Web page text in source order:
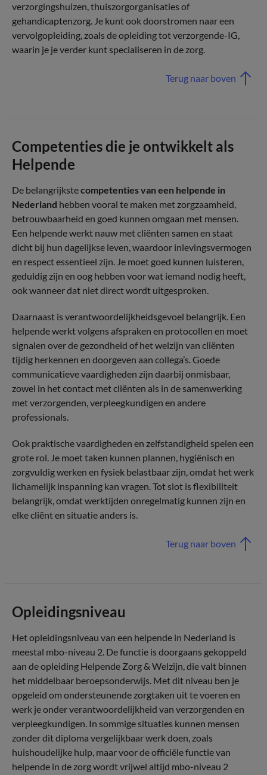
verzorgingshuizen, thuiszorgorganisaties of
gehandicaptenzorg. Je kunt ook doorstromen naar een
vervolgopleiding, zoals de opleiding tot verzorgende-IG,
waarin je je verder kunt specialiseren in de zorg.
Terug naar boven
Competenties die je ontwikkelt als
Helpende
De belangrijkstecompetenties van een helpende in
Nederland hebben vooral te maken met zorgzaamheid,
betrouwbaarheid en goed kunnen omgaan met mensen.
Een helpende werkt nauw met cliënten samen en staat
dicht bij hun dagelijkse leven, waardoor inlevingsvermogen
en respect essentieel zijn. Je moet goed kunnen luisteren,
geduldig zijn en oog hebben voor wat iemand nodig heeft,
ook wanneer dat niet direct wordt uitgesproken.
Daarnaast is verantwoordelijkheidsgevoel belangrijk. Een
helpende werkt volgens afspraken en protocollen en moet
signalen over de gezondheid of het welzijn van cliënten
tijdig herkennen en doorgeven aan collega’s. Goede
communicatieve vaardigheden zijn daarbij onmisbaar,
zowel in het contact met cliënten als in de samenwerking
met verzorgenden, verpleegkundigen en andere
professionals.
Ook praktische vaardigheden en zelfstandigheid spelen een
grote rol. Je moet taken kunnen plannen, hygiënisch en
zorgvuldig werken en fysiek belastbaar zijn, omdat het werk
lichamelijk inspanning kan vragen. Tot slot is flexibiliteit
belangrijk, omdat werktijden onregelmatig kunnen zijn en
elke cliënt en situatie anders is.
Terug naar boven
Opleidingsniveau
Het opleidingsniveau van een helpende in Nederland is
meestal mbo-niveau 2. De functie is doorgaans gekoppeld
aan de opleiding Helpende Zorg & Welzijn, die valt binnen
het middelbaar beroepsonderwijs. Met dit niveau ben je
opgeleid om ondersteunende zorgtaken uit te voeren en
werk je onder verantwoordelijkheid van verzorgenden en
verpleegkundigen. In sommige situaties kunnen mensen
zonder dit diploma vergelijkbaar werk doen, zoals
huishoudelijke hulp, maar voor de officiële functie van
helpende in de zorg wordt vrijwel altijd mbo-niveau 2